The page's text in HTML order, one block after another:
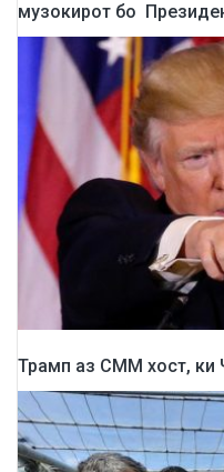
музокирот бо
Трамп аз СММ хост, ки